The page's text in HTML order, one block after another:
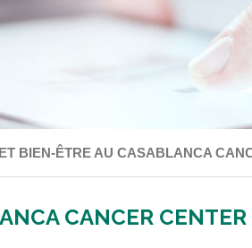
BIEN-ÊTRE AU CASABLANCA
CANCER CENTER